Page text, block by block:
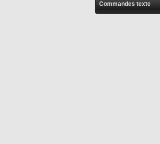
Commandes texte